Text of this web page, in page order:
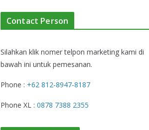
Contact Person
Silahkan klik nomer telpon marketing kami di
bawah ini untuk pemesanan.
Phone : +62 812-8947-8187
Phone XL : 0878 7388 2355